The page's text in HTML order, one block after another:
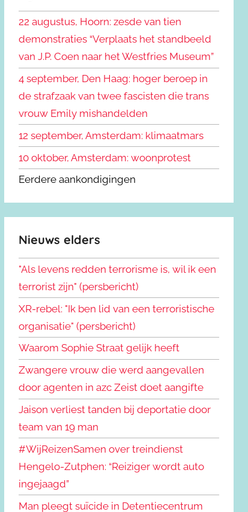
n
a
a
r
:
n
22 augustus, Hoorn: zesde van tien
demonstraties “Verplaats het standbeeld
van J.P. Coen naar het Westfries Museum”
4 september, Den Haag: hoger beroep in
de strafzaak van twee fascisten die trans
vrouw Emily mishandelden
12 september, Amsterdam: klimaatmars
10 oktober, Amsterdam: woonprotest
Eerdere aankondigingen
Nieuws elders
"Als levens redden terrorisme is, wil ik een
terrorist zijn" (persbericht)
XR-rebel: "Ik ben lid van een terroristische
organisatie" (persbericht)
Waarom Sophie Straat gelijk heeft
Zwangere vrouw die werd aangevallen
door agenten in azc Zeist doet aangifte
Jaison verliest tanden bij deportatie door
team van 19 man
#WijReizenSamen over treindienst
Hengelo-Zutphen: “Reiziger wordt auto
ingejaagd”
Man pleegt suïcide in Detentiecentrum